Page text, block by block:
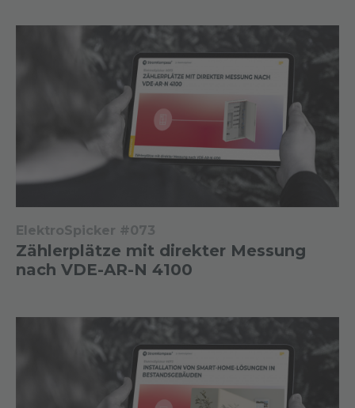
ElektroSpicker #073
Zählerplätze mit direkter Messung
nach VDE-AR-N 4100